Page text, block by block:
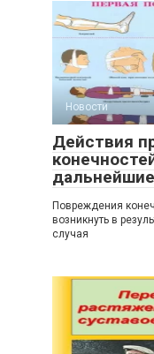
Новости
Действия
Повреждения
возникнуть в
случая